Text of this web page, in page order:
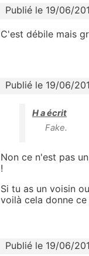
Publié le 19/06/
C'est débile mais
Publié le 19/06/
H a écrit
Fake.
Non ce n'est pas
!
Si tu as un voisin
voilà cela donne ce
Publié le 19/06/